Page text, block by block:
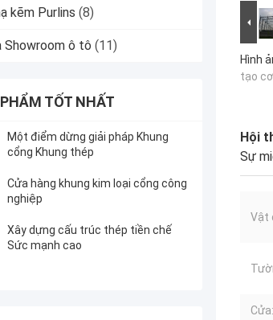
kẽm Purlins (8)
Showroom ô tô (11)
TỐT NHẤT
Một điểm dừng giải pháp Khung
cổng Khung thép
Cửa hàng khung kim loại cổng công
nghiệp
Xây dựng cấu trúc thép tiền chế
Sức mạnh cao
Hình
tạo
Hội
Sự
Vật
Cửa: